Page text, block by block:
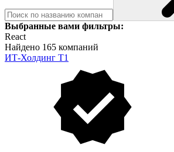
Выбранные вами фильтры:
React
Найдено 165 компаний
ИТ-Холдинг Т1